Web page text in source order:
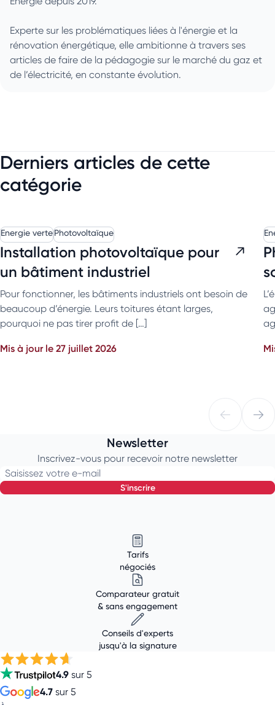
Experte sur les problématiques liées à l'énergie et la
rénovation énergétique, elle ambitionne à travers ses
articles de faire de la pédagogie sur le marché du gaz et
de l’électricité, en constante évolution.
Derniers articles de cette
catégorie
Energie vertePhotovoltaïque
Installation photovoltaïque pour
un bâtiment industriel
Pour fonctionner, les bâtiments industriels ont besoin de
beaucoup d’énergie. Leurs toitures étant larges,
pourquoi ne pas tirer profit de […]
Mis à jour le 27 juillet 2026
Newsletter
Inscrivez-vous pour recevoir notre newsletter
Saisissez votre e-mail
s'inscrire
Tarifs
négociés
Comparateur gratuit
& sans engagement
Conseils d'experts
jusqu'à la signature
4.9 sur 5
4.7 sur 5